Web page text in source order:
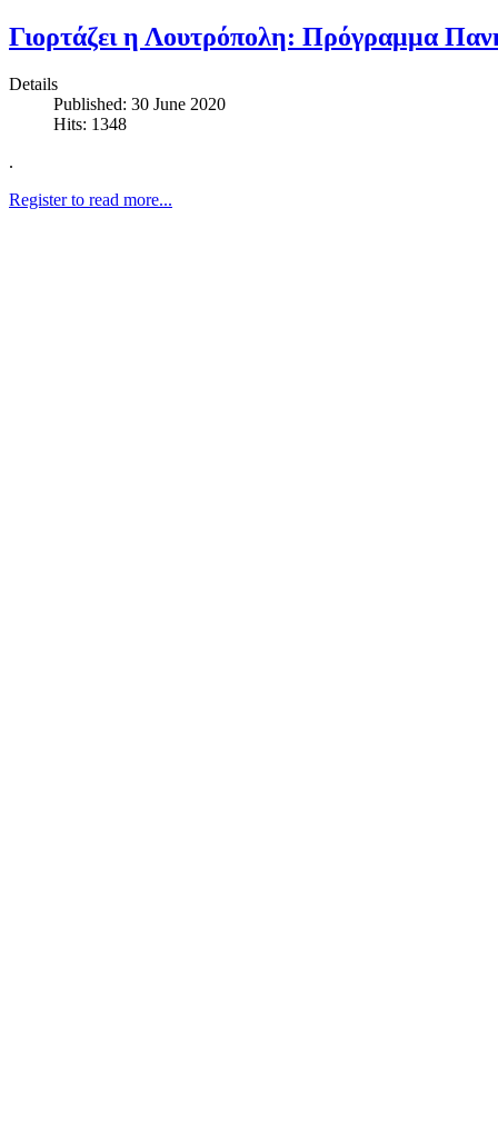
Γιορτάζει η Λουτρόπολη: Πρόγραμμα
Details
Published: 30 June 2020
Hits: 1348
.
Register to read more...